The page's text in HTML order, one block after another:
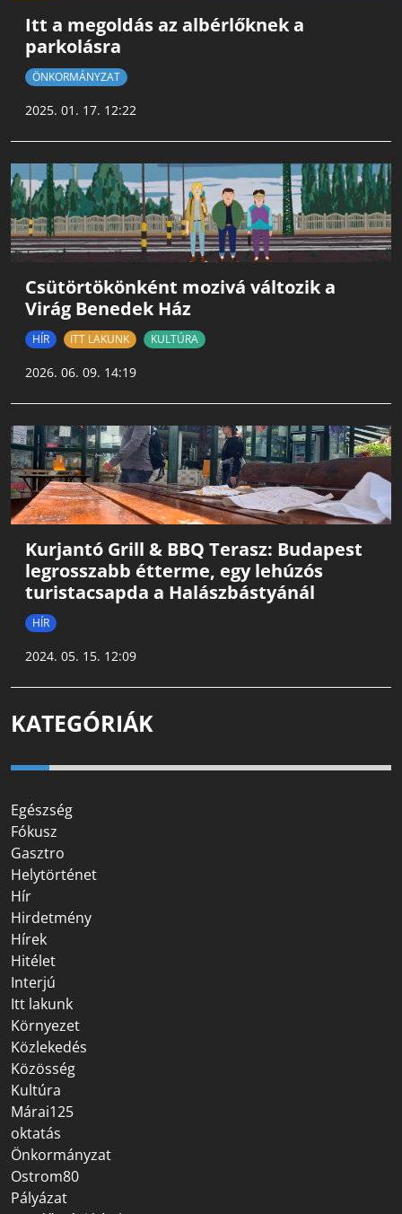
Itt a megoldás az albérlőknek a
parkolásra
ÖNKORMÁNYZAT
2025. 01. 17. 12:22
Csütörtökönként mozivá változik a
Virág Benedek Ház
HÍR ITT LAKUNK KULTÚRA
2026. 06. 09. 14:19
Kurjantó Grill & BBQ Terasz: Budapest
legrosszabb étterme, egy lehúzós
turistacsapda a Halászbástyánál
HÍR
2024. 05. 15. 12:09
KATEGÓRIÁK
Egészség
Fókusz
Gasztro
Helytörténet
Hír
Hirdetmény
Hírek
Hitélet
Interjú
Itt lakunk
Környezet
Közlekedés
Közösség
Kultúra
Márai125
oktatás
Önkormányzat
Ostrom80
Pályázat